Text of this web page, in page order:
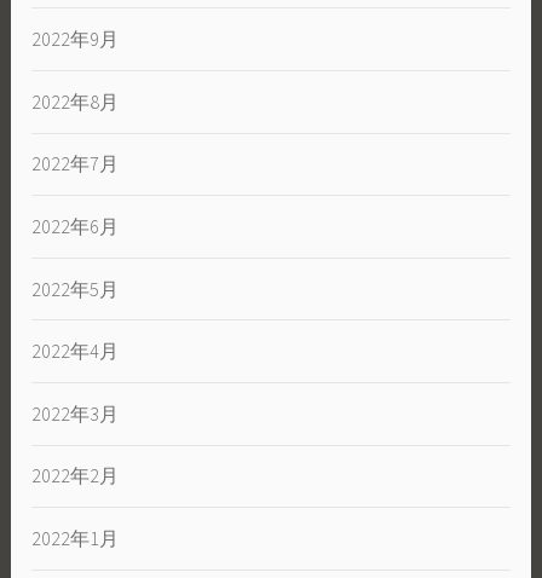
2022年9月
2022年8月
2022年7月
2022年6月
2022年5月
2022年4月
2022年3月
2022年2月
2022年1月